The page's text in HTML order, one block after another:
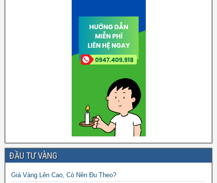
ĐẦU TƯ VÀNG
Giá Vàng Lên Cao, Có Nên Đu Theo?